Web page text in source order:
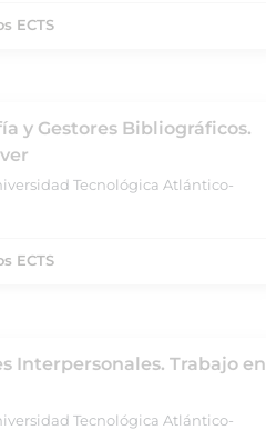
ECTS
y Gestores Bibliográficos.
Tecnológica Atlántico-
ECTS
Interpersonales. Trabajo en
Tecnológica Atlántico-